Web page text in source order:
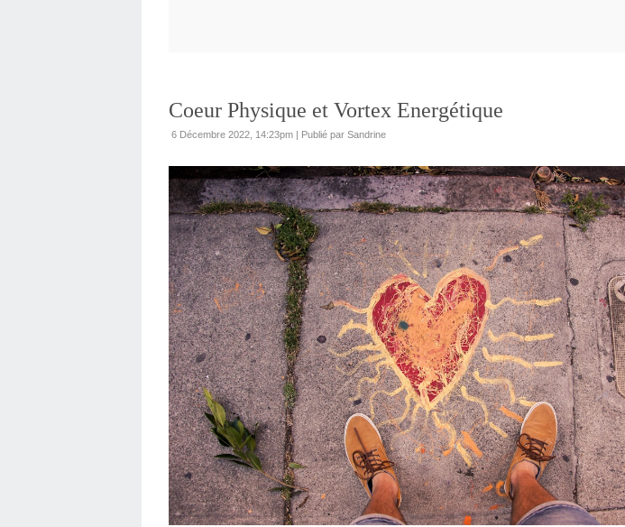
Coeur Physique et Vortex Energétique
6 Décembre 2022, 14:23pm | Publié par Sandrine